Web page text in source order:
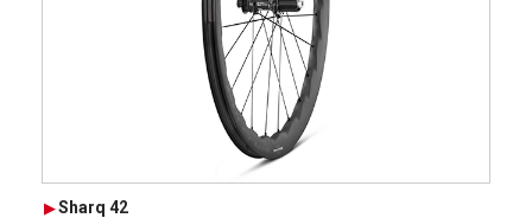
Sharq 42